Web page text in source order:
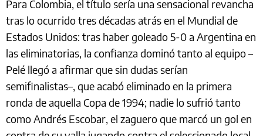
Para Colombia, el título sería una sensacional revancha
tras lo ocurrido tres décadas atrás en el Mundial de
Estados Unidos: tras haber goleado 5-0 a Argentina en
las eliminatorias, la confianza dominó tanto al equipo –
Pelé llegó a afirmar que sin dudas serían
semifinalistas–, que acabó eliminado en la primera
ronda de aquella Copa de 1994; nadie lo sufrió tanto
como Andrés Escobar, el zaguero que marcó un gol en